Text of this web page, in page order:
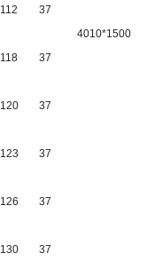
4010*1500
112 37
118 37
120 37
123 37
126 37
130 37